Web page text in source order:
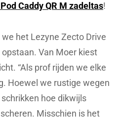
Caddy QR M zadeltas!
het Lezyne Zecto Drive
Van Moer kiest
“Als prof rijden we elke
Hoewel we rustige wegen
hoe dikwijls
Misschien is het